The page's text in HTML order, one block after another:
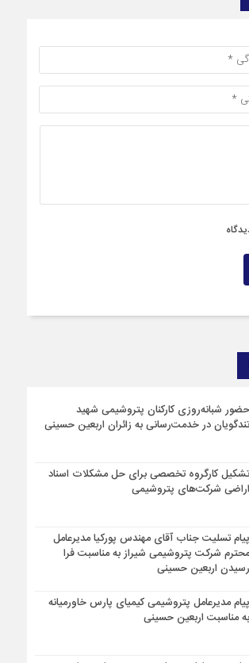
حضور شبانه‌روزی کارکنان پتروشیمی شهید
تندگویان در خدمت‌رسانی به زائران اربعین حسینی
تشکیل کارگروه تخصصی برای حل مشکلات اسناد
اراضی شرکت‌های پتروشیمی
پیام تسلیت جناب آقای مهندس پوركیا مدیرعامل
شركت پتروشیمی شیراز به مناسبت فرا
رسیدن اربعین حسینی
پیام مدیرعامل پتروشیمی کیمیای پارس خاورمیانه
به مناسبت اربعین حسینی